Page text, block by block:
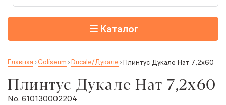
Каталог
Главная Coliseum Ducale/Дукале Плинтус Дукале Нат 7,2x60
Плинтус Дукале Нат 7,2x60
No. 610130002204